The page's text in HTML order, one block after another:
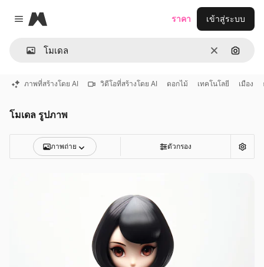
Close menu
Magnific
ชัดเจนค้นหา
ราคา เข้าสู่ระบบ
ภาพที่สร้างโดย AI วิดีโอที่สร้างโดย AI ดอกไม้ เทคโนโลยี เมือง
โมเดล รูปภาพ
ภาพถ่าย ตัวกรอง